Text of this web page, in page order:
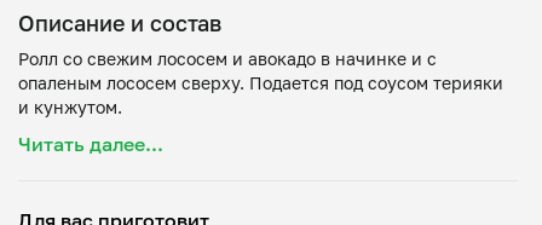
Описание и состав
Ролл со свежим лососем и авокадо в начинке и с
опаленым лососем сверху. Подается под соусом терияки
Читать далее...
Для вас приготовит